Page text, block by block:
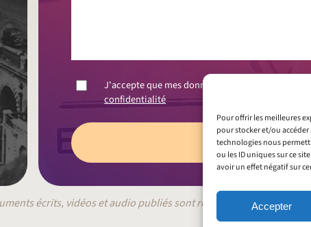
Pour offrir les meilleures
pour stocker et/ou
technologies nous
ou les ID uniques sur ce
avoir un effet négatif sur
Accepter
J'accepte que mes données soient collectées
confidentialité
écrits, vidéos et audio publiés sont responsables de leurs